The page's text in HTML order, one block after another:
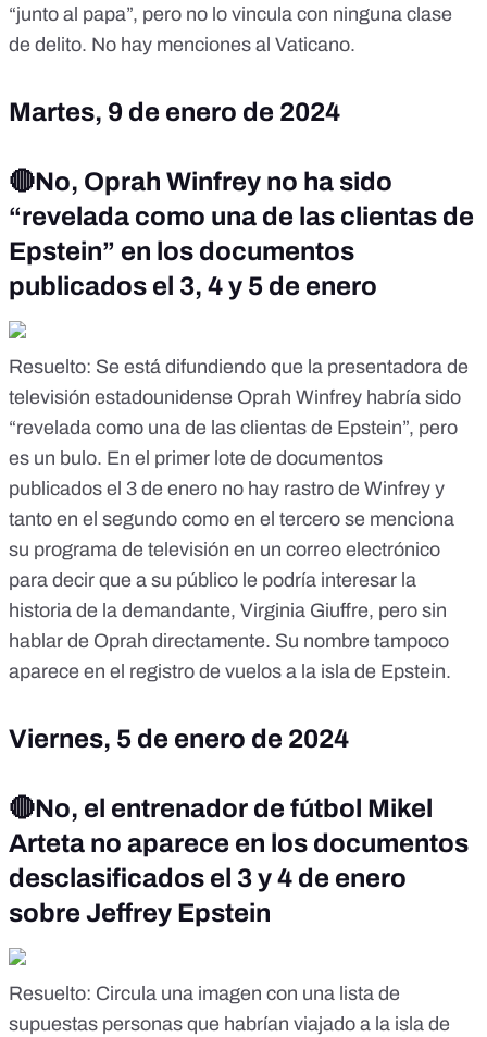
“junto al papa”, pero no lo vincula con ninguna clase
de delito. No hay menciones al Vaticano.
Martes, 9 de enero de 2024
🔴No, Oprah Winfrey no ha sido
“revelada como una de las clientas de
Epstein” en los documentos
publicados el 3, 4 y 5 de enero
Resuelto: Se está difundiendo que la presentadora de
televisión estadounidense Oprah Winfrey habría sido
“revelada como una de las clientas de Epstein”, pero
es un bulo. En el primer lote de documentos
publicados el 3 de enero no hay rastro de Winfrey y
tanto en el segundo como en el tercero se menciona
su programa de televisión en un correo electrónico
para decir que a su público le podría interesar la
historia de la demandante, Virginia Giuffre, pero sin
hablar de Oprah directamente. Su nombre tampoco
aparece en el registro de vuelos a la isla de Epstein.
Viernes, 5 de enero de 2024
🔴No, el entrenador de fútbol Mikel
Arteta no aparece en los documentos
desclasificados el 3 y 4 de enero
sobre Jeffrey Epstein
Resuelto: Circula una imagen con una lista de
supuestas personas que habrían viajado a la isla de